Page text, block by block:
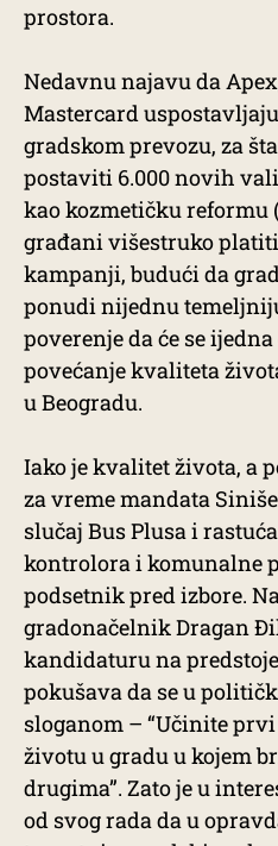
prostora.
Nedavnu najavu da
Mastercard
gradskom prevozu, za
postaviti 6.000 novih
kao kozmetičku reformu
građani višestruko
kampanji, budući da
ponudi nijednu
poverenje da će se
povećanje kvaliteta
u Beogradu.
Iako je kvalitet života, a
za vreme mandata
slučaj Bus Plusa i
kontrolora i komunalne
podsetnik pred izbore.
gradonačelnik Dragan
kandidaturu na
pokušava da se u
sloganom – “Učinite
životu u gradu u kojem
drugima”. Zato je u
od svog rada da u